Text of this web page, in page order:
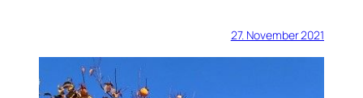
27. November 2021